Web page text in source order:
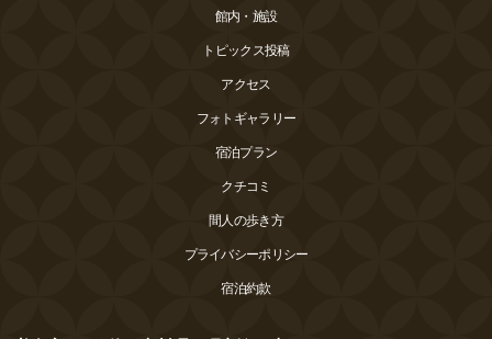
館内・施設
トピックス投稿
アクセス
フォトギャラリー
宿泊プラン
クチコミ
間人の歩き方
プライバシーポリシー
宿泊約款